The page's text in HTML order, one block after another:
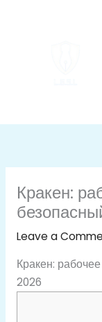
Кракен:
Leave a
Кракен:
2026